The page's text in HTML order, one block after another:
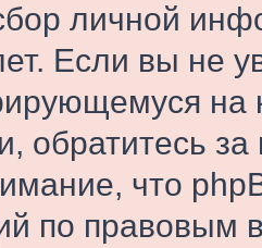
личной
Если вы не
обратитесь
что
по правовым